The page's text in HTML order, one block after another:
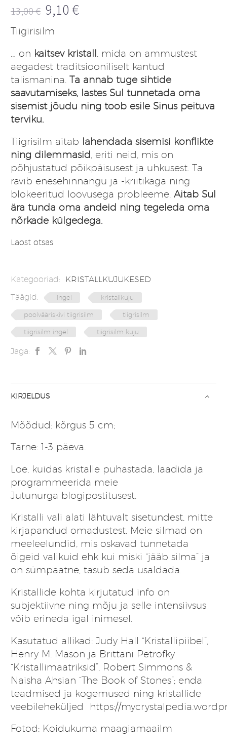
13,00€
Algne
hind
oli:
13,00 €.
9,10 €
Praegune
hind
on:
9,10 €.
Tiigirisilm
… on kaitsev kristall , mida on ammustest
aegadest traditsiooniliselt kantud
talismanina. Ta annab tuge sihtide
saavutamiseks, lastes Sul tunnetada oma
sisemist jõudu ning toob esile Sinus peituva
terviku.
Tiigrisilm aitab lahendada sisemisi konflikte
ning dilemmasid , eriti neid, mis on
põhjustatud põikpäisusest ja uhkusest. Ta
ravib enesehinnangu ja -kriitikaga ning
blokeeritud loovusega probleeme. Aitab Sul
ära tunda oma andeid ning tegeleda oma
nõrkade külgedega.
Laost otsas
Kategooriad:
KRISTALLKUJUKESED
Täägid:
ingel kristallkuju
poolvääriskivi tiigrisilm tiigrisilm
tiigrisilm ingel tiigrisilm kuju
Jaga:
KIRJELDUS
Mõõdud: kõrgus 5 cm;
Tarne: 1-3 päeva.
Loe, kuidas kristalle puhastada, laadida ja
programmeerida meie
Jutunurga blogipostitusest
Kristalli vali alati lähtuvalt sisetundest, mitte
kirjapandud omadustest. Meie silmad on
meeleelundid, mis oskavad tunnetada
õigeid valikuid ehk kui miski “jääb silma” ja
on sümpaatne, tasub seda usaldada.
Kristallide kohta kirjutatud info on
subjektiivne ning mõju ja selle intensiivsus
võib erineda igal inimesel.
Kasutatud allikad: Judy Hall “Kristallipiibel”,
Henry M. Mason ja Brittani Petrofky
“Kristallimaatriksid”, Robert Simmons &
Naisha Ahsian “The Book of Stones”; enda
teadmised ja kogemused ning kristallide
veebileheküljed
https://
Fotod: Koidukuma maagiamaailm